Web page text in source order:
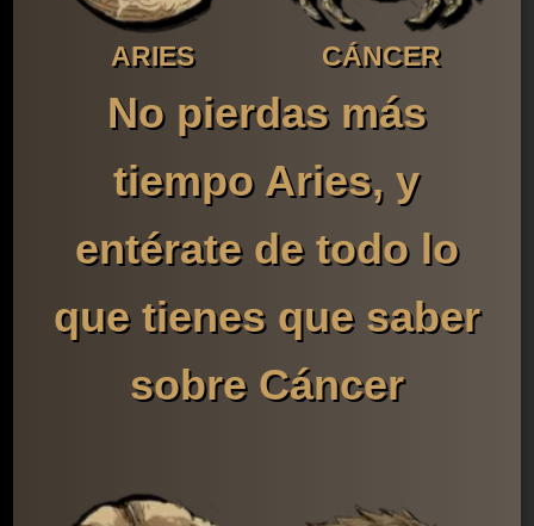
ARIES CÁNCER
No pierdas más
tiempo Aries, y
entérate de todo lo
que tienes que saber
sobre Cáncer